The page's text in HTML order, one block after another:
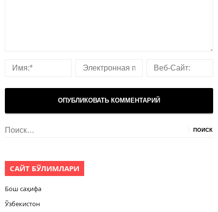
Найти:
САЙТ БЎЛИМЛАРИ
Бош саҳифа
Ўзбекистон